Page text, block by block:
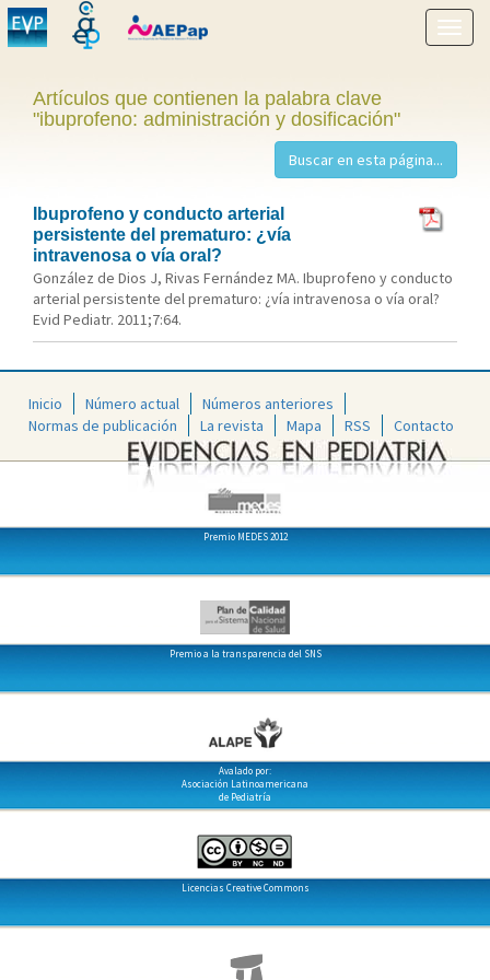
menú
Artículos que contienen la palabra clave
"ibuprofeno: administración y dosificación"
Ibuprofeno y conducto arterial
persistente del prematuro: ¿vía
intravenosa o vía oral?
González de Dios J, Rivas Fernández MA. Ibuprofeno y conducto
arterial persistente del prematuro: ¿vía intravenosa o vía oral?
Evid Pediatr. 2011;7:64.
Inicio Número actual
Números anteriores
Normas de publicación
La revista Mapa RSS Contacto
Premio MEDES 2012
Premio a la transparencia del SNS
Avalado por:
Asociación Latinoamericana
de Pediatría
Licencias Creative Commons